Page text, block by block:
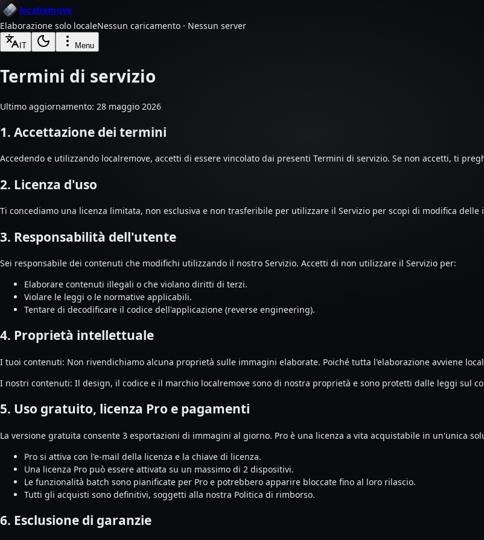
localremove
Elaborazione solo localeNessun caricamento · Nessun server
IT Menu
Termini di servizio
Ultimo aggiornamento: 28 maggio 2026
1. Accettazione dei termini
Accedendo e utilizzando localremove, accetti di essere vincolato dai presenti Termini di servizio. Se non accetti, ti
2. Licenza d'uso
Ti concediamo una licenza limitata, non esclusiva e non trasferibile per utilizzare il Servizio per scopi di modifica
3. Responsabilità dell'utente
Sei responsabile dei contenuti che modifichi utilizzando il nostro Servizio. Accetti di non utilizzare il Servizio per:
Elaborare contenuti illegali o che violano diritti di terzi.
Violare le leggi o le normative applicabili.
Tentare di decodificare il codice dell'applicazione (reverse engineering).
4. Proprietà intellettuale
I tuoi contenuti: Non rivendichiamo alcuna proprietà sulle immagini elaborate. Poiché tutta l'elaborazione avviene
I nostri contenuti: Il design, il codice e il marchio localremove sono di nostra proprietà e sono protetti dalle leggi sul
5. Uso gratuito, licenza Pro e pagamenti
La versione gratuita consente 3 esportazioni di immagini al giorno. Pro è una licenza a vita acquistabile in un'unica
Pro si attiva con l'e-mail della licenza e la chiave di licenza.
Una licenza Pro può essere attivata su un massimo di 2 dispositivi.
Le funzionalità batch sono pianificate per Pro e potrebbero apparire bloccate fino al loro rilascio.
Tutti gli acquisti sono definitivi, soggetti alla nostra Politica di rimborso.
6. Esclusione di garanzie